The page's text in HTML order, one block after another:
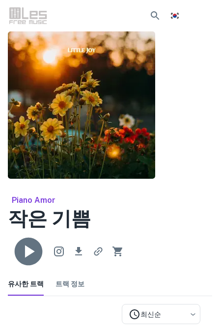
Piano Amor
작은 기쁨
유사한 트랙 트랙 정보
최신순